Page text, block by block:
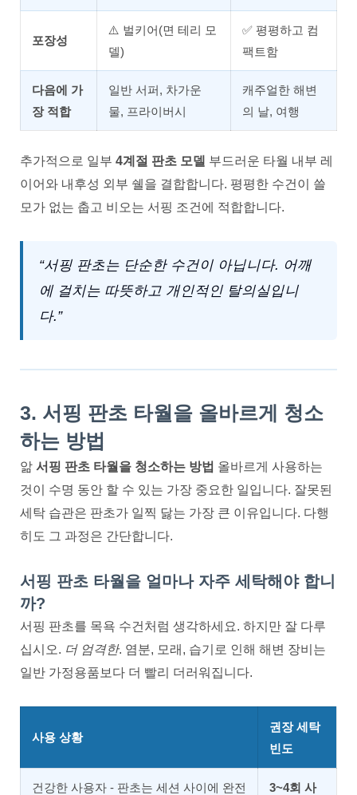
포장성
⚠️ 벌키어(면 테리 모
델)
✅ 평평하고 컴
팩트함
다음에 가
장 적합
일반 서퍼, 차가운
물, 프라이버시
캐주얼한 해변
의 날, 여행
추가적으로 일부 4계절 판초 모델 부드러운 타월 내부 레
이어와 내후성 외부 쉘을 결합합니다. 평평한 수건이 쓸
모가 없는 춥고 비오는 서핑 조건에 적합합니다.
“서핑 판초는 단순한 수건이 아닙니다. 어깨
에 걸치는 따뜻하고 개인적인 탈의실입니
다.”
3. 서핑 판초 타월을 올바르게 청소
하는 방법
앎 서핑 판초 타월을 청소하는 방법 올바르게 사용하는
것이 수명 동안 할 수 있는 가장 중요한 일입니다. 잘못된
세탁 습관은 판초가 일찍 닳는 가장 큰 이유입니다. 다행
히도 그 과정은 간단합니다.
서핑 판초 타월을 얼마나 자주 세탁해야 합니
까?
서핑 판초를 목욕 수건처럼 생각하세요. 하지만 잘 다루
십시오. 더 엄격한. 염분, 모래, 습기로 인해 해변 장비는
일반 가정용품보다 더 빨리 더러워집니다.
사용 상황
권장 세탁
빈도
건강한 사용자 - 판초는 세션 사이에 완전
3~4회 사